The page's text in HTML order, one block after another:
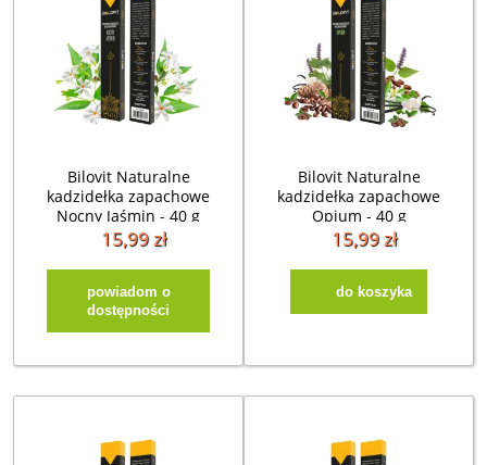
Bilovit Naturalne
kadzidełka zapachowe
Nocny Jaśmin - 40 g
15,99 zł
powiadom o
dostępności
Bilovit Naturalne
kadzidełka zapachowe
Opium - 40 g
15,99 zł
do koszyka